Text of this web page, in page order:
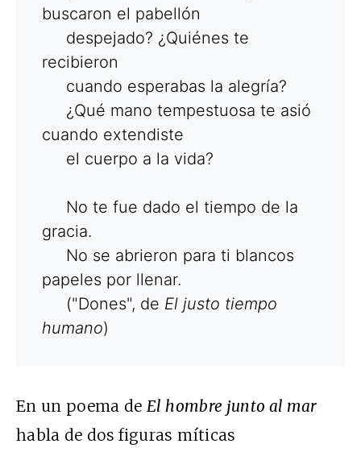
buscaron el pabellón
despejado? ¿Quiénes te
recibieron
cuando esperabas la alegría?
¿Qué mano tempestuosa te asió
cuando extendiste
el cuerpo a la vida?
No te fue dado el tiempo de la
gracia.
No se abrieron para ti blancos
papeles por llenar.
("Dones", de El justo tiempo
humano)
En un poema deEl hombre junto al mar
habla de dos figuras míticas